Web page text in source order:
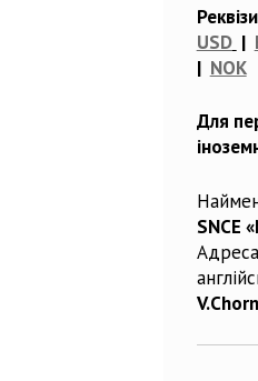
USD |
| NOK
Для
SNCE